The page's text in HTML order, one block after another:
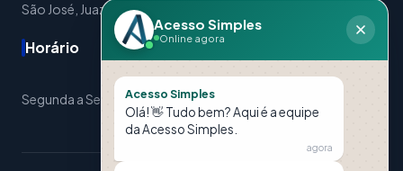
São José, Juazeiro do Norte - CE | CEP: 63024-310
Horário
Segunda a Sexta: 08:00 às 17:30 Sábados: 08:00 às 12:00
Acesso Simples
Online agora
Acesso Simples
Olá! 👋 Tudo bem? Aqui é a equipe
da Acesso Simples.
agora